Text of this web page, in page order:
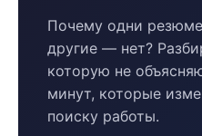
Почему одни
другие — нет?
которую не
минут, которые
поиску работы.